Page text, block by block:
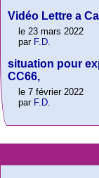
Vidéo Lettre a
le 23 mars 2022
par F.D.
situation pour
CC66,
le 7 février 2022
par F.D.